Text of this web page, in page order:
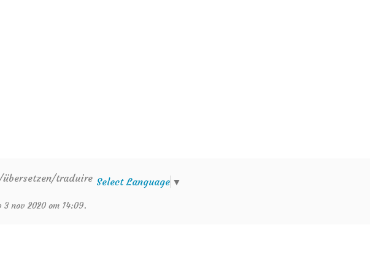
übersetzen/traduire Select Language ▼
nov 2020 om 14:09.